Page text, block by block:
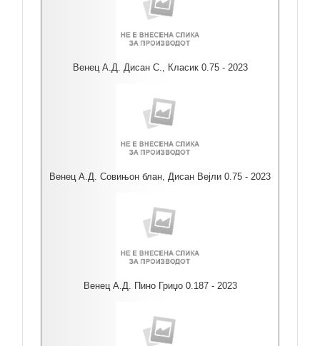
Венец А.Д. Дисан С., Класик 0.75 - 2023
Венец А.Д. Совињон блан, Дисан Вејли 0.75 - 2023
Венец А.Д. Пино Гриџо 0.187 - 2023